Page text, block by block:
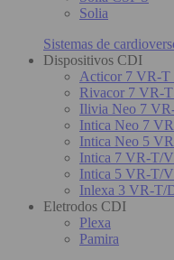
Solia
Sistemas de
Dispositivos CDI
Acticor 7 VR-T
Rivacor 7 VR-
Ilivia Neo 7
Intica Neo 7
Intica Neo 5
Intica 7 VR-T/
Intica 5 VR-T/
Inlexa 3 VR-T/
Eletrodos CDI
Plexa
Pamira